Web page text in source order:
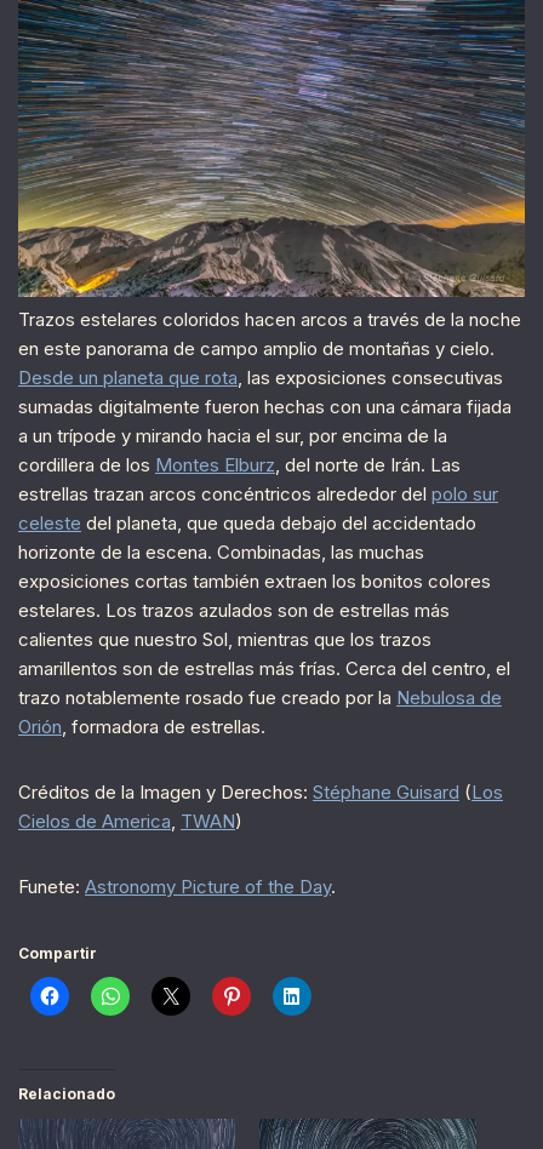
Trazos estelares coloridos hacen arcos a través de la noche
en este panorama de campo amplio de montañas y cielo.
Desde un planeta que rota, las exposiciones consecutivas
sumadas digitalmente fueron hechas con una cámara fijada
a un trípode y mirando hacia el sur, por encima de la
cordillera de los Montes Elburz, del norte de Irán. Las
estrellas trazan arcos concéntricos alrededor del polo sur
celeste del planeta, que queda debajo del accidentado
horizonte de la escena. Combinadas, las muchas
exposiciones cortas también extraen los bonitos colores
estelares. Los trazos azulados son de estrellas más
calientes que nuestro Sol, mientras que los trazos
amarillentos son de estrellas más frías. Cerca del centro, el
trazo notablemente rosado fue creado por la Nebulosa de
Orión, formadora de estrellas.
Créditos de la Imagen y Derechos: Stéphane Guisard (Los
Cielos de America, TWAN)
Funete: Astronomy Picture of the Day.
Compartir
Relacionado